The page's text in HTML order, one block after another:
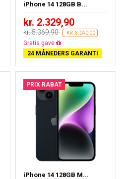
iPhone 14 128GB B...
kr. 2.329,90
kr. 5.369,90 -KR. 3.040,00
Gratis fragt
24 MÅNEDERS GARANTI
PRIX RABAT
iPhone 14 128GB M...